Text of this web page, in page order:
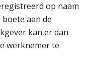
op naam
aan de
kan er dan
werknemer te
VPS